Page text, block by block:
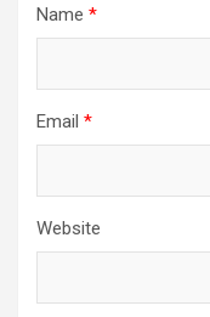
Name *
Email *
Website